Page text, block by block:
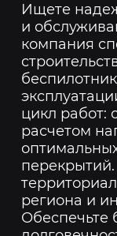
Ищете
и
компания
цикл работ:
расчетом
региона и
Обеспечьте